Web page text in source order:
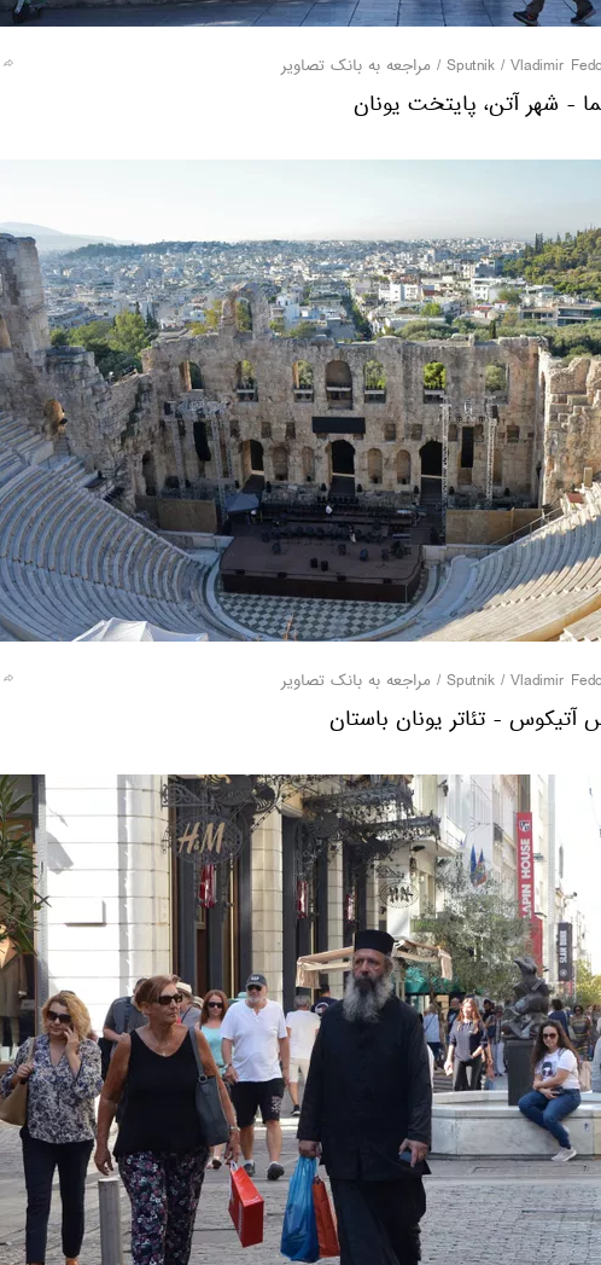
/ مراجعه به بانک تصاویر
- شهر آتن، پایتخت یونان
/ مراجعه به بانک تصاویر
آتیکوس - تئاتر یونان باستان